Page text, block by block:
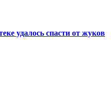
удалось спасти от жуков